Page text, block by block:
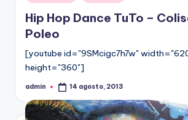
en
Hip Hop Dance TuTo –
Poleo
[youtube id="9SMcigc7h7w"
height="360"]
Publicado
admin 14 agosto, 2013